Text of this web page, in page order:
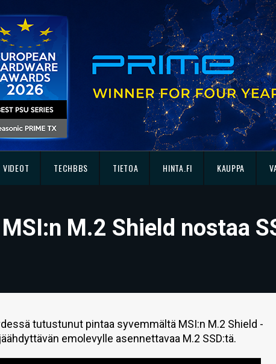
VIDEOT TECHBBS TIETOA HINTA.FI KAUPPA
M.2 Shield nostaa
tutustunut pintaa syvemmältä MSI:n M.2 Shield -
emolevylle asennettavaa M.2 SSD:tä.